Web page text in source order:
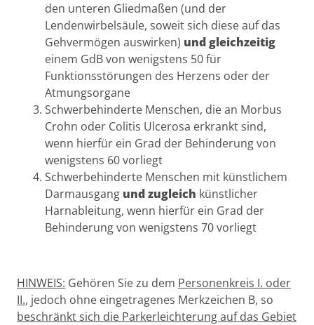
den unteren Gliedmaßen (und der
Lendenwirbelsäule, soweit sich diese auf das
Gehvermögen auswirken) und gleichzeitig
einem GdB von wenigstens 50 für
Funktionsstörungen des Herzens oder der
Atmungsorgane
Schwerbehinderte Menschen, die an Morbus
Crohn oder Colitis Ulcerosa erkrankt sind,
wenn hierfür ein Grad der Behinderung von
wenigstens 60 vorliegt
Schwerbehinderte Menschen mit künstlichem
Darmausgang und zugleich künstlicher
Harnableitung, wenn hierfür ein Grad der
Behinderung von wenigstens 70 vorliegt
HINWEIS: Gehören Sie zu dem Personenkreis I. oder
II., jedoch ohne eingetragenes Merkzeichen B, so
beschränkt sich die Parkerleichterung auf das Gebiet